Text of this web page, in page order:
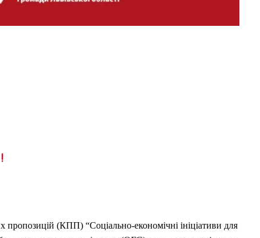
(КПП) “Соціально-економічні ініціативи для